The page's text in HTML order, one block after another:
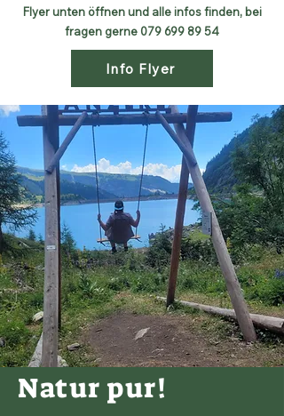
Flyer unten öffnen und alle infos finden, bei
fragen gerne 079 699 89 54
Info Flyer
Natur pur!